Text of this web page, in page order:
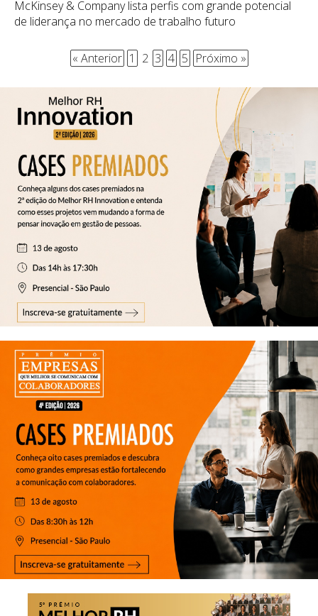
McKinsey & Company lista perfis com grande potencial
de liderança no mercado de trabalho futuro
« Anterior 1 2 3 4 5 Próximo »